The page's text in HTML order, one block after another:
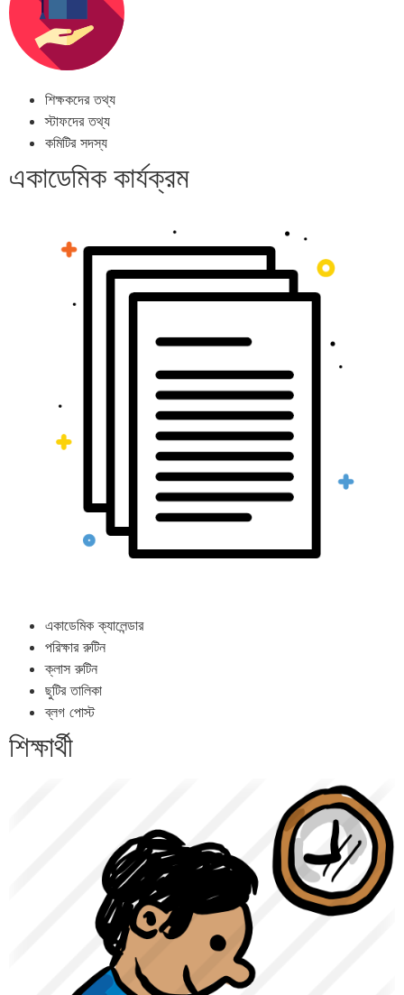
শিক্ষকদের তথ্য
স্টাফদের তথ্য
কমিটির সদস্য
একাডেমিক কার্যক্রম
একাডেমিক ক্যালেন্ডার
পরিক্ষার রুটিন
ক্লাস রুটিন
ছুটির তালিকা
ব্লগ পোস্ট
শিক্ষার্থী